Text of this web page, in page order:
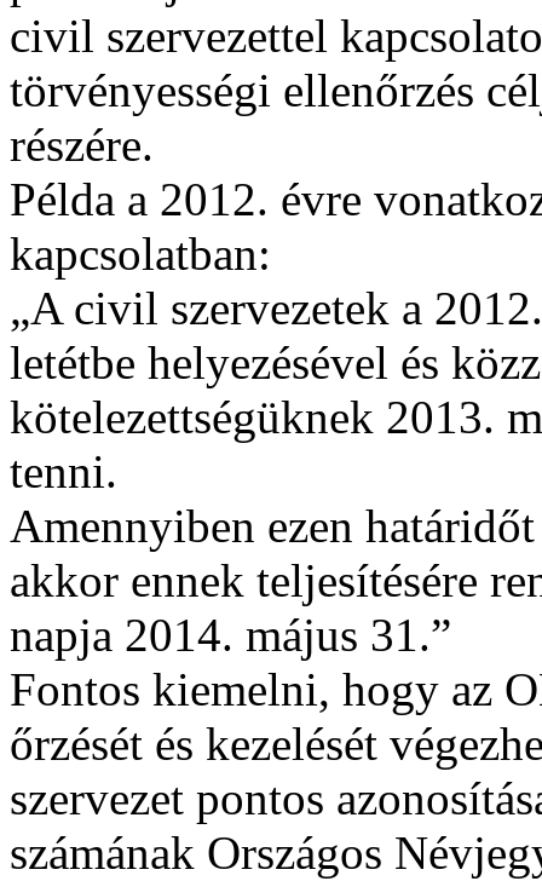
civil szervezettel
törvényességi ellenőrzés
részére.
Példa a 2012. évre
kapcsolatban:
„A civil szervezetek a
letétbe helyezésével és
kötelezettségüknek 2013.
tenni.
Amennyiben ezen
akkor ennek teljesítésére
napja 2014. május 31.”
Fontos kiemelni, hogy az
őrzését és kezelését
szervezet pontos
számának Országos